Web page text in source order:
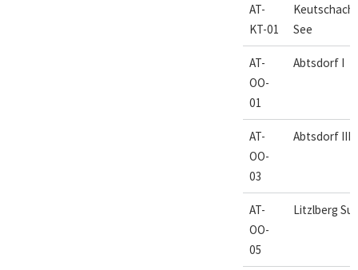
AT-
KT-01
See
AT-
OO-
01
Abtsdorf I
AT-
OO-
03
Abtsdorf III
AT-
OO-
05
Litzlberg